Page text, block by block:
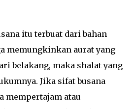
itu terbuat dari bahan
memungkinkan aurat yang
belakang, maka shalat yang
Jika sifat busana
mempertajam atau